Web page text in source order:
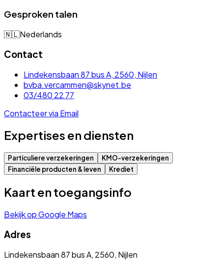
Gesproken talen
🇳🇱Nederlands
Contact
Lindekensbaan 87 bus A, 2560, Nijlen
bvba.vercammen@skynet.be
03/480 22 77
Contacteer via Email
Expertises en diensten
Particuliere verzekeringen
KMO-verzekeringen
Financiële producten & leven
Krediet
Kaart en toegangsinfo
Bekijk op Google Maps
Adres
Lindekensbaan 87 bus A, 2560, Nijlen